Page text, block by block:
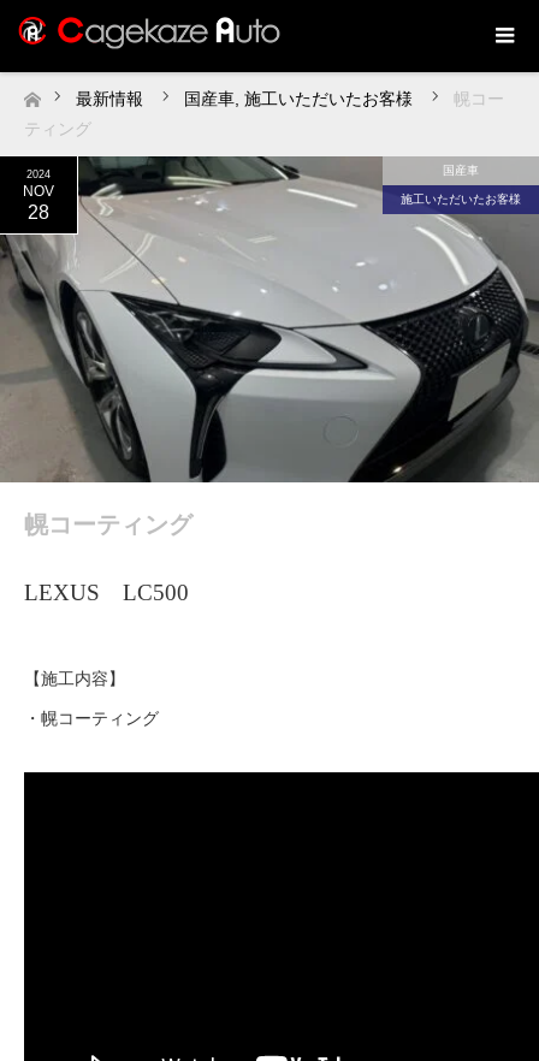
ホーム
最新情報 国産車 施工いただいたお客様
幌コー
ティング
2024
NOV
28
国産車
施工いただいたお客様
幌コーティング
LEXUS LC500
【施工内容】
・幌コーティング